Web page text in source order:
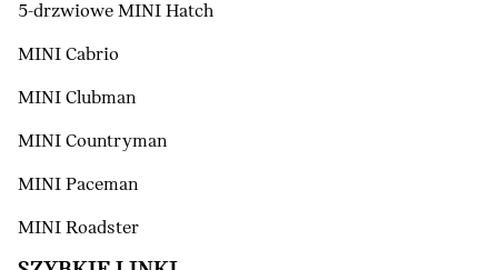
5-drzwiowe MINI Hatch
MINI Cabrio
MINI Clubman
MINI Countryman
MINI Paceman
MINI Roadster